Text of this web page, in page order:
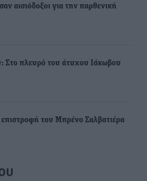
αισιόδοξοι για την παρθενική
Στο πλευρό του άτυχου Ιάκωβου
του Μπρένο Σαλβατιέρα